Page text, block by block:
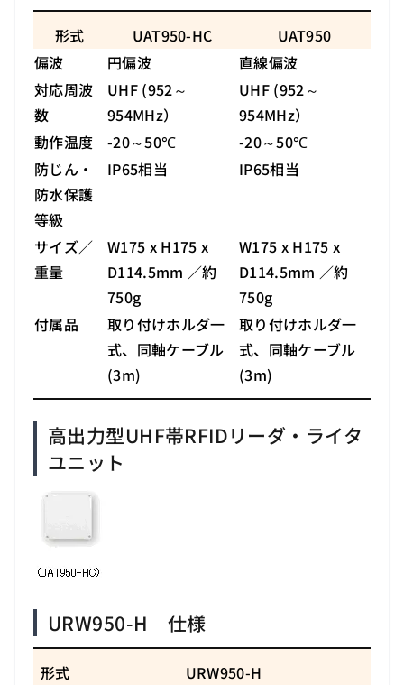
形式 UAT950-HC
UAT950
偏波
円偏波
直線偏波
対応周波
数
UHF (952～
954MHz）
UHF (952～
954MHz）
動作温度
-20～50℃
-20～50℃
防じん・
防水保護
等級
IP65相当 IP65相当
サイズ／
重量
W175 x H175 x
D114.5mm ／約
750g
W175 x H175 x
D114.5mm ／約
750g
付属品
取り付けホルダ一
式、同軸ケーブル
(3m)
取り付けホルダ一
式、同軸ケーブル
(3m)
高出力型UHF帯RFIDリーダ・ライタ
ユニット
URW950-H 仕様
形式 URW950-H